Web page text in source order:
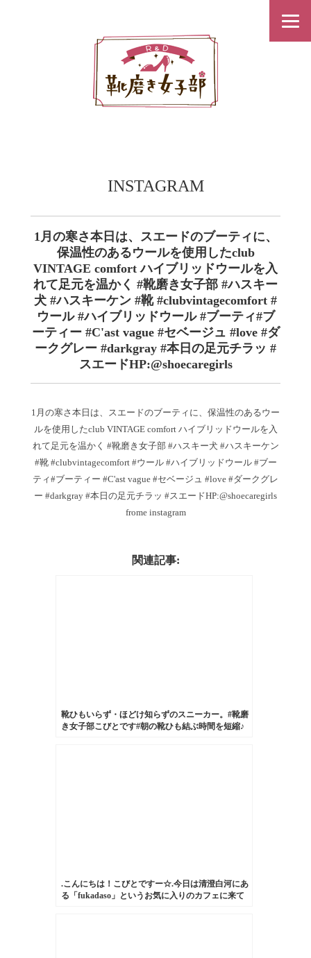
INSTAGRAM
1月の寒さ本日は、スエードのブーティに、
保温性のあるウールを使用したclub
VINTAGE comfort ハイブリッドウールを入
れて足元を温かく #靴磨き女子部 #ハスキー
犬 #ハスキーケン #靴 #clubvintagecomfort #
ウール #ハイブリッドウール #ブーティ#ブ
ーティー #C'ast vague #セベージュ #love #ダ
ークグレー #darkgray #本日の足元チラッ #
スエードHP:@shoecaregirls
1月の寒さ本日は、スエードのブーティに、保温性のあるウー
ルを使用したclub VINTAGE comfort ハイブリッドウールを入
れて足元を温かく #靴磨き女子部 #ハスキー犬 #ハスキーケン
#靴 #clubvintagecomfort #ウール #ハイブリッドウール #ブー
ティ#ブーティー #C'ast vague #セベージュ #love #ダークグレ
ー #darkgray #本日の足元チラッ #スエードHP:@shoecaregirls
frome instagram
関連記事:
靴ひもいらず・ほどけ知らずのスニーカー。#靴磨
き女子部こびとです#朝の靴ひも結ぶ時間を短縮♪
.こんにちは！こびとですー☆.今日は清澄白河にあ
る「fukadaso」というお気に入りのカフェに来て